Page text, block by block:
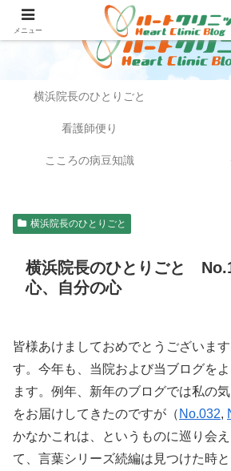
横浜院長のひとりごと
看護師便り
こころの病豆知識
横浜院長のひとりごと
横浜院長のひとりごと
心、自分の心
皆様あけましておめでとうございま
す。今年も、当院および当ブログを
ます。例年、新年のブログでは私の
をお届けしてきたのですが（ No.032,
かなかこれは、というものに巡り会
て、言葉シリーズ続編は見つけた時
メニュー